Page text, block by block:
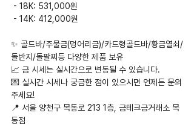
- 18K: 531,000원
- 14K: 412,000원
✨ 골드바/주물금(덩어리금)/카드형골드바/황금열쇠/
돌반지/돌팔찌등 다양한 제품 보유
📈 금 시세는 실시간으로 변동될 수 있습니다.
💌 실시간 시세나 궁금한 점이 있으시면 언제든 문의
주세요!
📍 서울 양천구 목동로 213 1층, 금테크금거래소 목
동점